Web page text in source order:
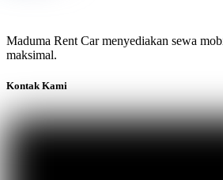
Maduma Rent Car menyediakan sewa
maksimal.
Kontak Kami